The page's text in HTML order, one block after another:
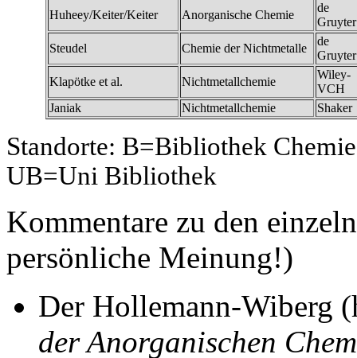
Huheey/Keiter/Keiter Anorganische Chemie
de
Gruyter
Steudel
Chemie der Nichtmetalle
de
Gruyter
Klapötke et al.
Nichtmetallchemie
Wiley-
VCH
Janiak
Nichtmetallchemie Shaker
Standorte: B=Bibliothek
UB=Uni Bibliothek
Kommentare zu den
persönliche Meinung!)
Der Hollemann-Wiberg
der Anorganischen